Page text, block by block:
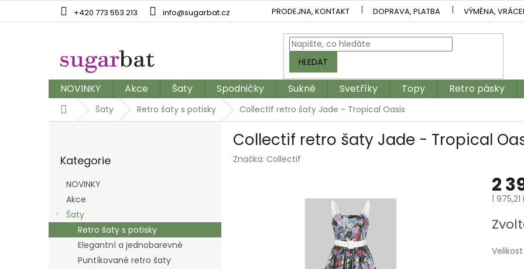
+420 773 553 213 info@sugarbat.cz PRODEJNA, KONTAKT DOPRAVA, PLATBA VÝMĚNA,
HLEDAT
NOVINKY Akce Šaty Spodničky Sukně Svetříky Topy Retro pásky
DomůŠaty Retro šaty s potisky Collectif retro šaty Jade - Tropical Oasis
kategorie
Kategorie
NOVINKY
Akce
Šaty
Retro šaty s potisky
Elegantní a jednobarevné
Puntíkované retro šaty
Collectif retro šaty Jade - Tropical
Značka: Collectif
2
1
cena:
Velikost